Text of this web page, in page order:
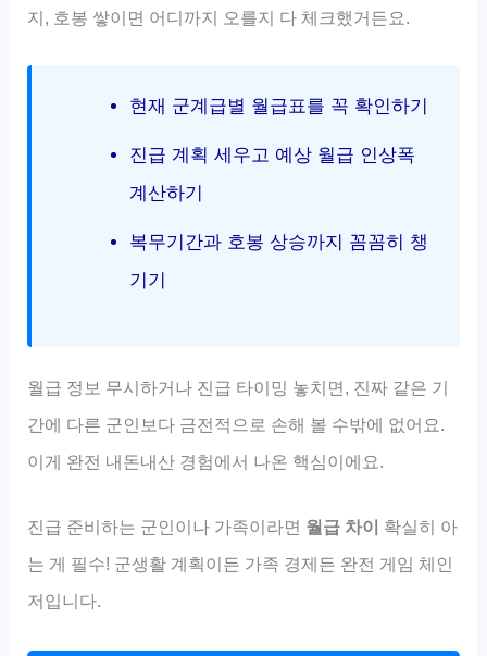
지, 호봉 쌓이면 어디까지 오를지 다 체크했거든요.
현재 군계급별 월급표를 꼭 확인하기
진급 계획 세우고 예상 월급 인상폭
계산하기
복무기간과 호봉 상승까지 꼼꼼히 챙
기기
월급 정보 무시하거나 진급 타이밍 놓치면, 진짜 같은 기
간에 다른 군인보다 금전적으로 손해 볼 수밖에 없어요.
이게 완전 내돈내산 경험에서 나온 핵심이에요.
진급 준비하는 군인이나 가족이라면 월급 차이
확실히 아
는 게 필수! 군생활 계획이든 가족 경제든 완전 게임 체인
저입니다.